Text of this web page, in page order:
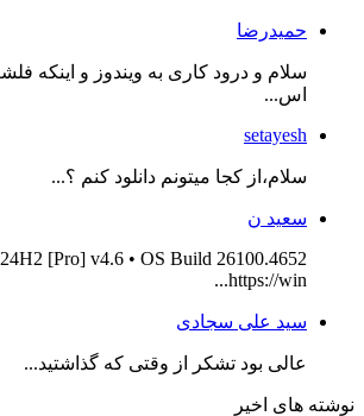
حمیدرضا
سلام و درود کاری به ویندوز و اینکه
اس...
setayesh
سلام،از کجا میتونم دانلود کنم ؟...
سعید ن
[Pro] v4.6 • OS Build 26100.4652
https://win...
سید علی سجادی
عالی بود تشکر از وقتی که گذاشتید...
نوشته های اخیر